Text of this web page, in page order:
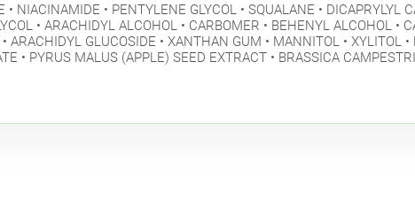
NIACINAMIDE • PENTYLENE GLYCOL • SQUALANE • DICAPRYLYL
• ARACHIDYL ALCOHOL • CARBOMER • BEHENYL ALCOHOL •
ARACHIDYL GLUCOSIDE • XANTHAN GUM • MANNITOL • XYLITOL
• PYRUS MALUS (APPLE) SEED EXTRACT • BRASSICA